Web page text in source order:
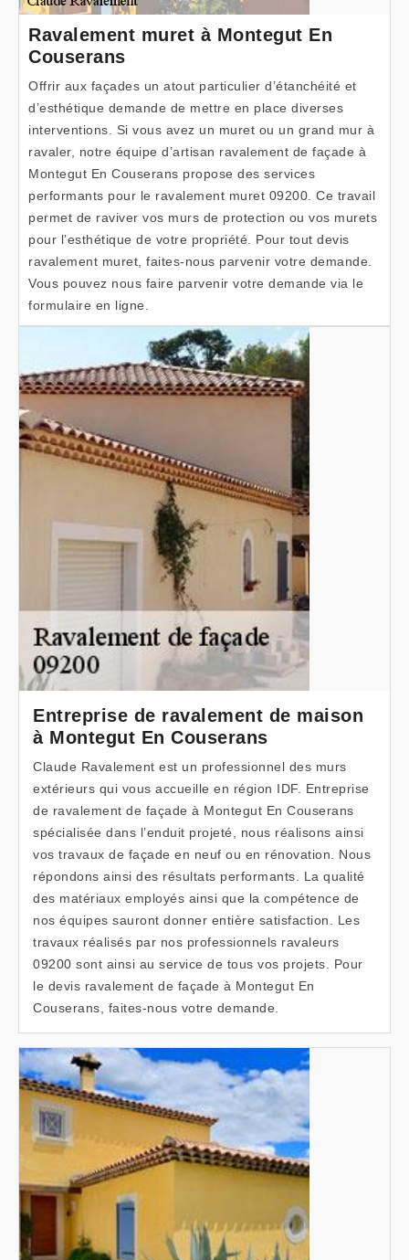
Ravalement muret à Montegut En
Couserans
Offrir aux façades un atout particulier d’étanchéité et
d’esthétique demande de mettre en place diverses
interventions. Si vous avez un muret ou un grand mur à
ravaler, notre équipe d’artisan ravalement de façade à
Montegut En Couserans propose des services
performants pour le ravalement muret 09200. Ce travail
permet de raviver vos murs de protection ou vos murets
pour l’esthétique de votre propriété. Pour tout devis
ravalement muret, faites-nous parvenir votre demande.
Vous pouvez nous faire parvenir votre demande via le
formulaire en ligne.
Entreprise de ravalement de maison
à Montegut En Couserans
Claude Ravalement est un professionnel des murs
extérieurs qui vous accueille en région IDF. Entreprise
de ravalement de façade à Montegut En Couserans
spécialisée dans l’enduit projeté, nous réalisons ainsi
vos travaux de façade en neuf ou en rénovation. Nous
répondons ainsi des résultats performants. La qualité
des matériaux employés ainsi que la compétence de
nos équipes sauront donner entière satisfaction. Les
travaux réalisés par nos professionnels ravaleurs
09200 sont ainsi au service de tous vos projets. Pour
le devis ravalement de façade à Montegut En
Couserans, faites-nous votre demande.